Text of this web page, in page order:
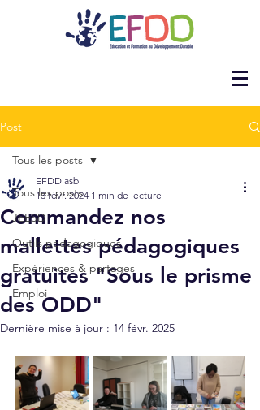
Post
Tous les posts
JEESD
Outils pédagogiques
Expériences & partages
Emploi
Tous les posts
Commandez nos
mallettes pédagogiques
gratuites "Sous le prisme
des ODD"
EFDD asbl
13 févr. 2024 1 min de lecture
Dernière mise à jour : 14 févr. 2025